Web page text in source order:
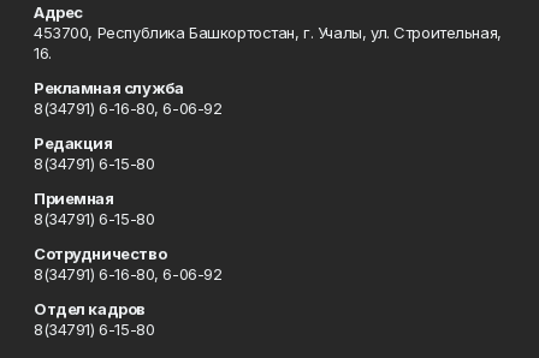
Адрес
453700, Республика Башкортостан, г. Учалы, ул. Строительная,
16.
Рекламная служба
8(34791) 6-16-80, 6-06-92
Редакция
8(34791) 6-15-80
Приемная
8(34791) 6-15-80
Сотрудничество
8(34791) 6-16-80, 6-06-92
Отдел кадров
8(34791) 6-15-80